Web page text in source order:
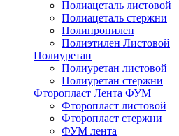
Полиацеталь листовой
Полиацеталь стержни
Полипропилен
Полиэтилен Листовой
Полиуретан
Полиуретан листовой
Полиуретан стержни
Фторопласт Лента ФУМ
Фторопласт листовой
Фторопласт стержни
ФУМ лента